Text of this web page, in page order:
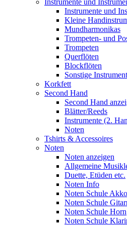
Instrumente und
Instrumente und
Kleine
Mundharmonikas
Trompeten- und
Trompeten
Querflöten
Blockflöten
Sonstige
Korkfett
Second Hand
Second Hand
Blätter/Reeds
Instrumente (2.
Noten
Tshirts & Accessoires
Noten
Noten anzeigen
Allgemeine
Duette, Etüden etc.
Noten Info
Noten Schule
Noten Schule
Noten Schule Horn
Noten Schule